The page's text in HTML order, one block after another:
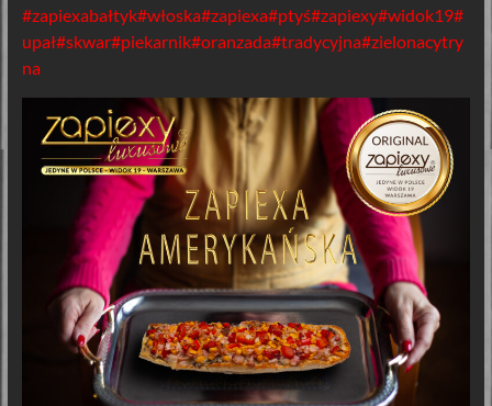
#zapiexabałtyk#włoska#zapiexa#ptyś#zapiexy#widok19#
upał#skwar#piekarnik#oranzada#tradycyjna#zielonacytry
na